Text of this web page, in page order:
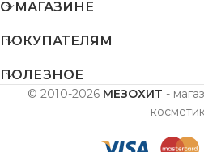
О МАГАЗИНЕ
ПОКУПАТЕЛЯМ
ПОЛЕЗНОЕ
© 2010-2026 МЕЗОХИТ -